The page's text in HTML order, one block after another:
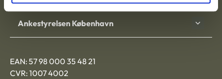
Ankestyrelsen København
EAN: 57 98 000 35 48 21
CVR: 1007 4002